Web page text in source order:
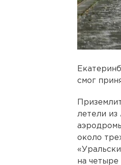
смог
летели из
около
на